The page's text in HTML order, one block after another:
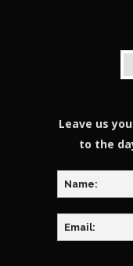
Leave us
to the